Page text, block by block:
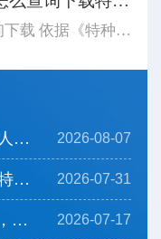
特种作业操作证 手把手教你查询下载 依据《特种作业人员安全技术培训考核管理规定》（应急管理部令第19号）《应急管理部办公厅关于更新特种作业操作证式样的通知》（应急厅〔2026〕14号）应急管理部对特种作业操作证式样进行了调整新版证书式样自2026年6月1日起正式启用。如果查询下载特种作业操作证...
【特种作业】一文解答，哪类人群可以免培直考？ 2026-08-07
【8月培训计划】思特学校8月特种作业培训计划及注意事... 2026-07-31
【安全生产】“七上八下”来临，看看防灾要点有哪些？ 2026-07-17